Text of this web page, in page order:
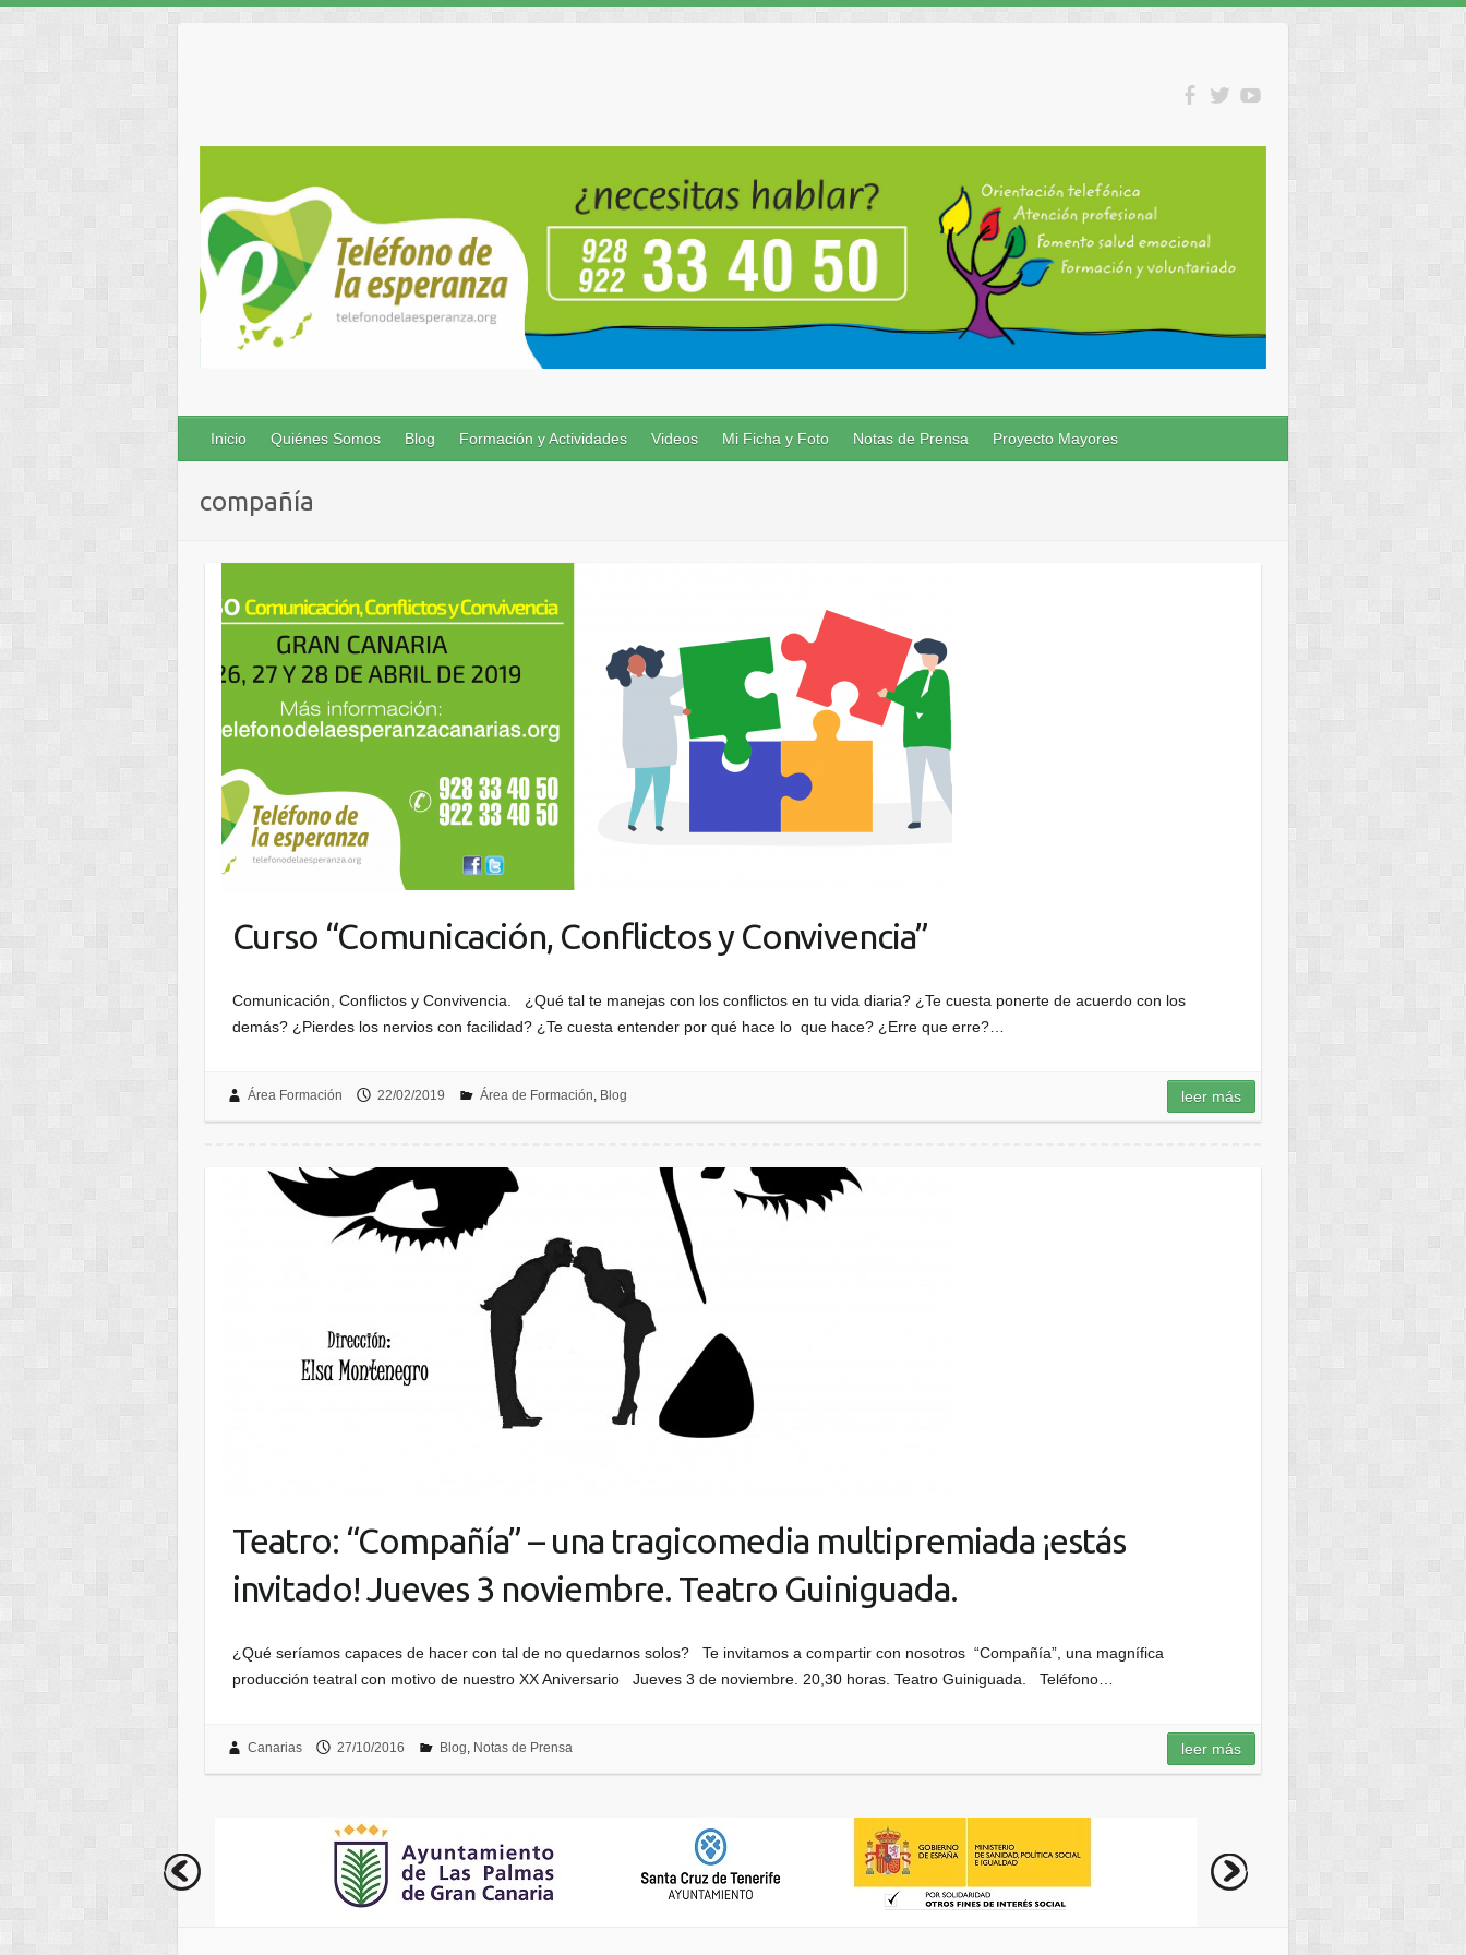
Inicio Quiénes Somos Blog Formación y Actividades Videos Mi Ficha y Foto Notas de Prensa Proyecto Mayores
compañía
Curso “Comunicación, Conflictos y Convivencia”
Comunicación, Conflictos y Convivencia. ¿Qué tal te manejas con los conflictos en tu vida diaria? ¿Te cuesta ponerte de acuerdo con los
demás? ¿Pierdes los nervios con facilidad? ¿Te cuesta entender por qué hace lo que hace? ¿Erre que erre?…
Área Formación 22/02/2019 Área de Formación, Blog leer más
Teatro: “Compañía” – una tragicomedia multipremiada ¡estás
invitado! Jueves 3 noviembre. Teatro Guiniguada.
¿Qué seríamos capaces de hacer con tal de no quedarnos solos? Te invitamos a compartir con nosotros “Compañía”, una magnífica
producción teatral con motivo de nuestro XX Aniversario Jueves 3 de noviembre. 20,30 horas. Teatro Guiniguada. Teléfono…
Canarias 27/10/2016 Blog, Notas de Prensa leer más